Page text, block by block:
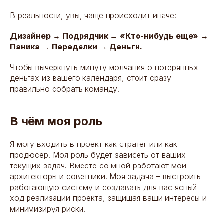
В реальности, увы, чаще происходит иначе:
Дизайнер → Подрядчик → «Кто-нибудь еще» →
Паника → Переделки → Деньги.
Чтобы вычеркнуть минуту молчания о потерянных
деньгах из вашего календаря, стоит сразу
правильно собрать команду.
В чём моя роль
Я могу входить в проект как стратег или как
продюсер. Моя роль будет зависеть от ваших
текущих задач. Вместе со мной работают мои
архитекторы и советники. Моя задача – выстроить
работающую систему и создавать для вас ясный
ход реализации проекта, защищая ваши интересы и
минимизируя риски.